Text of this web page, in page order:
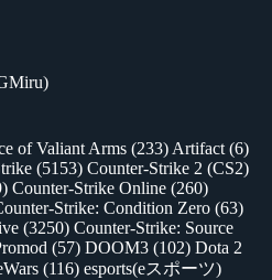
of Valiant Arms (233) Artifact (6)
(5153) Counter-Strike 2 (CS2)
Counter-Strike Online (260)
Strike: Condition Zero (63)
(3250) Counter-Strike: Source
(57) DOOM3 (102) Dota 2
(116) esports(eスポーツ)